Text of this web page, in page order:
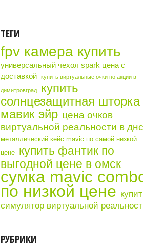
ТЕГИ
fpv камера купить
универсальный чехол spark цена с
доставкой
купить виртуальные очки по акции в
димитровград
купить
солнцезащитная шторка
мавик эйр цена очков
виртуальной реальности в днс
металлический кейс mavic по самой низкой
цене купить фантик по
выгодной цене в омск
сумка mavic
по низкой цене
симулятор виртуальной
РУБРИКИ